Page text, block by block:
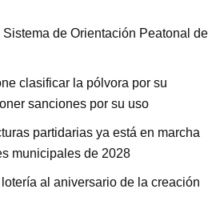
de Orientación Peatonal de
clasificar la pólvora por su
sanciones por su uso
partidarias ya está en marcha
municipales de 2028
al aniversario de la creación